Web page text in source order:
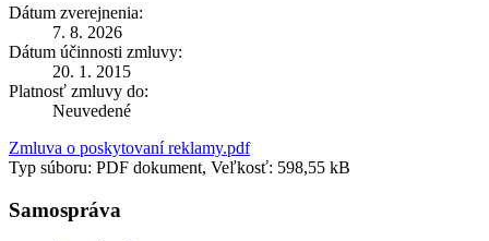
Dátum zverejnenia:
7. 8. 2026
Dátum účinnosti zmluvy:
20. 1. 2015
Platnosť zmluvy do:
Neuvedené
Zmluva o poskytovaní reklamy.pdf
Typ súboru: PDF dokument, Veľkosť: 598,55 kB
Samospráva